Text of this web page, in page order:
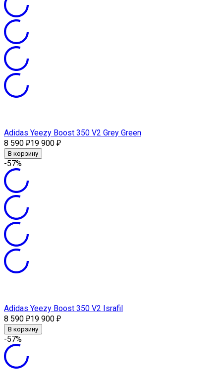
Adidas Yeezy Boost 350 V2 Grey Green
8 590 ₽19 900 ₽
В корзину
-57%
Adidas Yeezy Boost 350 V2 Israfil
8 590 ₽19 900 ₽
В корзину
-57%